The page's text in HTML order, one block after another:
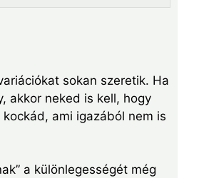
sokan szeretik. Ha
akkor neked is kell, hogy
ami igazából nem is
a különlegességét még